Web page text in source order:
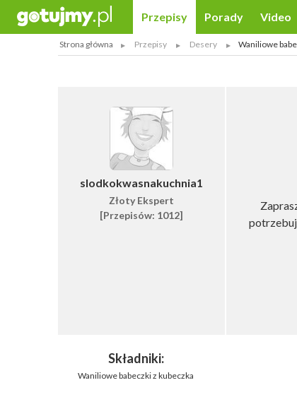
Przepisy Porady Video
Strona główna Przepisy Desery Waniliowe
slodkokwasnakuchnia1
Złoty Ekspert
[Przepisów: 1012]
Składniki:
Waniliowe babeczki z kubeczka